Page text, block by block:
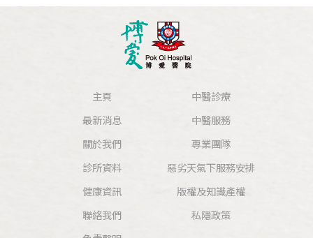
主頁
最新消息
關於我們
中醫診療
中醫服務
專業團隊
診所資料
健康資訊
聯絡我們
惡劣天氣下服務安排
版權及知識產權
私隱政策